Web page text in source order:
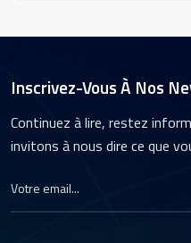
de qualité
4854 offre une excellente
résolution et une
pour une large gamme
d'applications industrielles,
industrielle, le contrôle
l'inspection de la qualité.
Inscrivez-Vous À Nos
Continuez à lire, restez
invitons à nous dire ce que